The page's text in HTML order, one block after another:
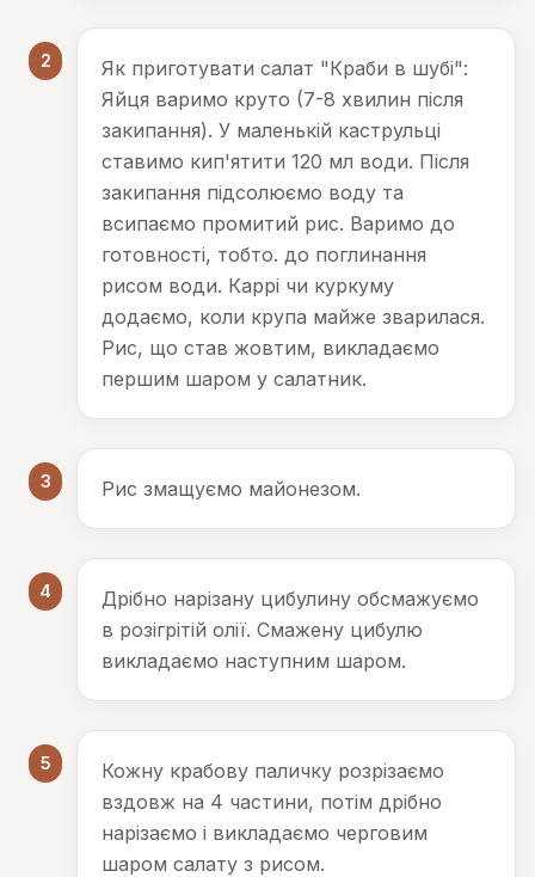
2
Як приготувати салат "Краби в шубі":
Яйця варимо круто (7-8 хвилин після
закипання). У маленькій каструльці
ставимо кип'ятити 120 мл води. Після
закипання підсолюємо воду та
всипаємо промитий рис. Варимо до
готовності, тобто. до поглинання
рисом води. Каррі чи куркуму
додаємо, коли крупа майже зварилася.
Рис, що став жовтим, викладаємо
першим шаром у салатник.
3 Рис змащуємо майонезом.
4
Дрібно нарізану цибулину обсмажуємо
в розігрітій олії. Смажену цибулю
викладаємо наступним шаром.
5
Кожну крабову паличку розрізаємо
вздовж на 4 частини, потім дрібно
нарізаємо і викладаємо черговим
шаром салату з рисом.